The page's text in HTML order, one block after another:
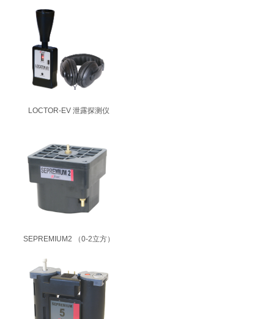
LOCTOR-EV 泄露探测仪
SEPREMIUM2 （0-2立方）